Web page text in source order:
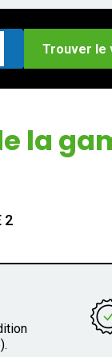
Trouver le
la
2